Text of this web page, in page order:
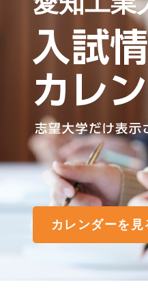
カレンダーを見